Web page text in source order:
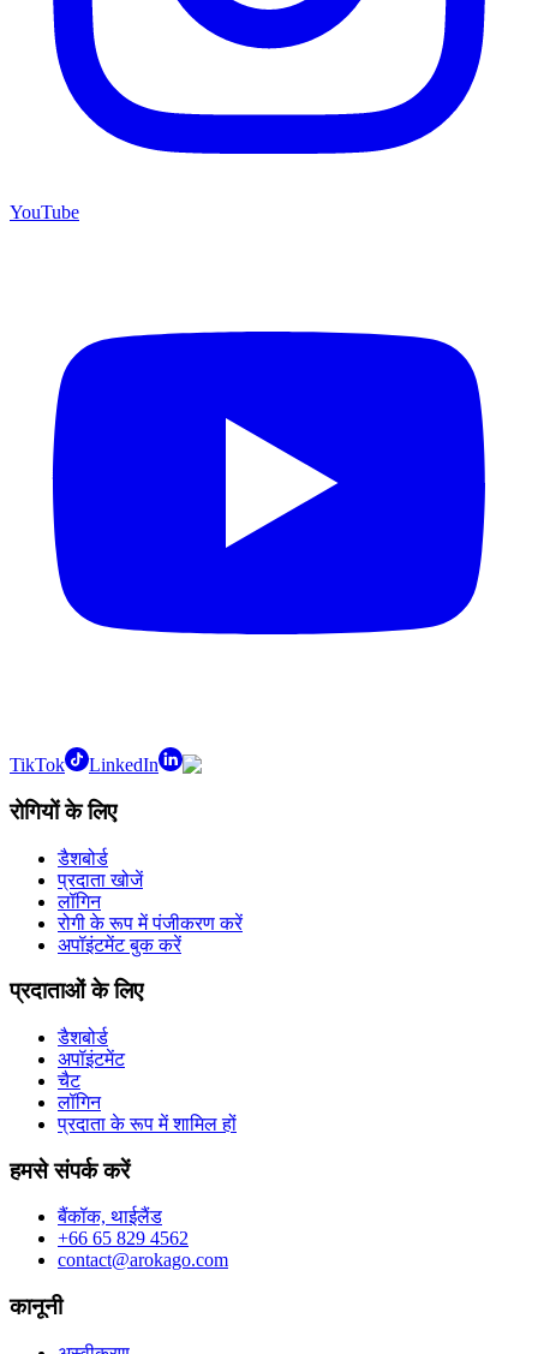
YouTube
TikTok LinkedIn
रोगियों के लिए
डैशबोर्ड
प्रदाता खोजें
लॉगिन
रोगी के रूप में पंजीकरण करें
अपॉइंटमेंट बुक करें
प्रदाताओं के लिए
डैशबोर्ड
अपॉइंटमेंट
चैट
लॉगिन
प्रदाता के रूप में शामिल हों
हमसे संपर्क करें
बैंकॉक, थाईलैंड
+66 65 829 4562
contact@arokago.com
कानूनी